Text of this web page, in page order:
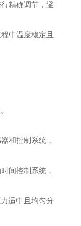
精确调节，避
中温度稳定且
和控制系统，
间控制系统，
适中且均匀分